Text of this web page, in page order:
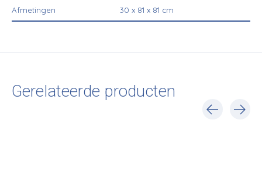
Afmetingen 30 x 81 x 81 cm
Gerelateerde producten